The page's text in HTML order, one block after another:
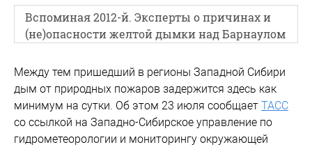
Вспоминая 2012-й. Эксперты о причинах и
(не)опасности желтой дымки над Барнаулом
Между тем пришедший в регионы Западной Сибири
дым от природных пожаров задержится здесь как
минимум на сутки. Об этом 23 июля сообщает ТАСС
со ссылкой на Западно-Сибирское управление по
гидрометеорологии и мониторингу окружающей